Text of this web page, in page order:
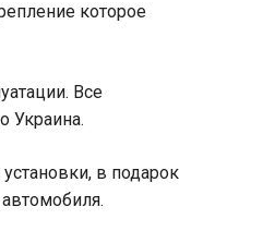
которое
Все
Украина.
в подарок